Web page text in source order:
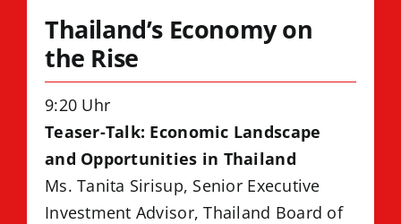
Thailand’s Economy on
the Rise
9:20 Uhr
Teaser-Talk: Economic Landscape
and Opportunities in Thailand
Ms. Tanita Sirisup, Senior Executive
Investment Advisor, Thailand Board of